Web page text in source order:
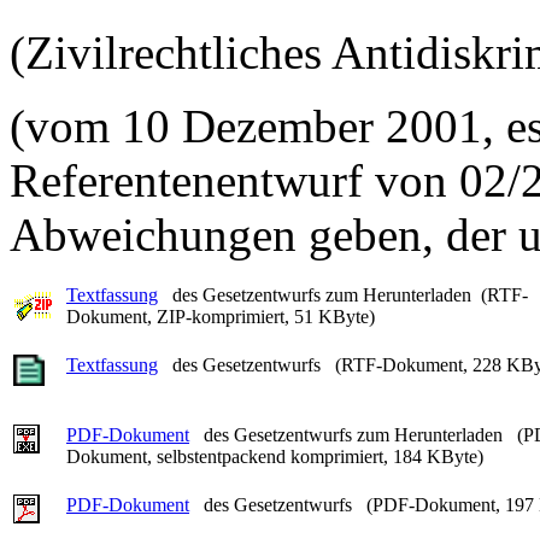
(Zivilrechtliches
(vom 10 Dezember 2001,
Referentenentwurf von 02/
Abweichungen geben, der
Textfassung des Gesetzentwurfs zum Herunterladen (RTF-
Dokument, ZIP-komprimiert, 51 KByte)
Textfassung des Gesetzentwurfs (RTF-Dokument, 228
PDF-Dokument des Gesetzentwurfs zum Herunterladen
Dokument, selbstentpackend komprimiert, 184 KByte)
PDF-Dokument des Gesetzentwurfs (PDF-Dokument,